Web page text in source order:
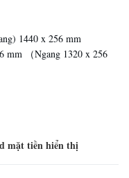
1440 x 256 mm
mm （Ngang 1320 x 256
mặt tiền hiển thị